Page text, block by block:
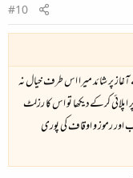
#10
پر شائد میرا اس طرف خیال نہ
کرکےدیکھا تو اس کا رزلٹ
اور رموز و اوقاف کی پوری